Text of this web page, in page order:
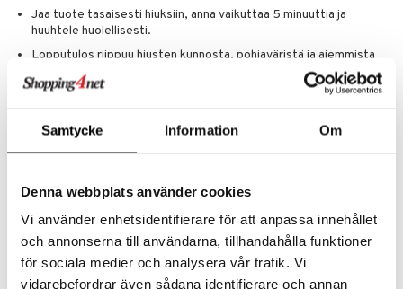
Samtycke Information Om
Denna webbplats använder cookies
Vi använder enhetsidentifierare för att anpassa innehållet
och annonserna till användarna, tillhandahålla funktioner
för sociala medier och analysera vår trafik. Vi
vidarebefordrar även sådana identifierare och annan
Jaa tuote tasaisesti hiuksiin, anna vaikuttaa 5 minuuttia ja
huuhtele huolellisesti.
Lopputulos riippuu hiusten kunnosta, pohjaväristä ja aiemmista
käsittelyistä.
Väri haalistuu vähitellen.
Jos tuotetta joutuu silmiin, huuhtele välittömästi vedellä. Säilytettävä
Ainesosat
Aqua, Cetearyl Alcohol, Glycerin, Propylene Glycol, Behentrimonium
Chloride, Quaternium-87, Betaine, Niacinamide, Panthenol,